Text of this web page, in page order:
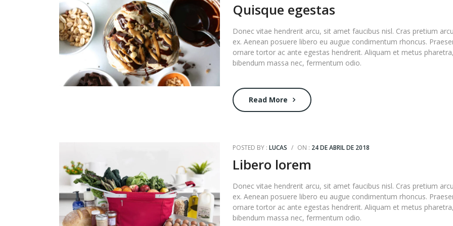
Quisque egestas
Donec vitae hendrerit arcu, sit amet faucibus nisl. Cras pretium arcu
ex. Aenean posuere libero eu augue condimentum rhoncus.
ornare tortor ac ante egestas hendrerit. Aliquam et metus pharetra,
bibendum massa nec, fermentum odio.
Read More
POSTED BY : LUCAS / ON : 24 DE ABRIL DE 2018
Libero lorem
Donec vitae hendrerit arcu, sit amet faucibus nisl. Cras pretium arcu
ex. Aenean posuere libero eu augue condimentum rhoncus.
ornare tortor ac ante egestas hendrerit. Aliquam et metus pharetra,
bibendum massa nec, fermentum odio.